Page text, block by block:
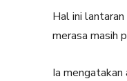
Hal ini
merasa masih
Ia